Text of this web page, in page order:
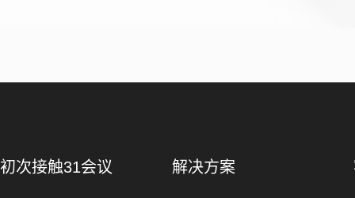
初次接触31会议 解决方案